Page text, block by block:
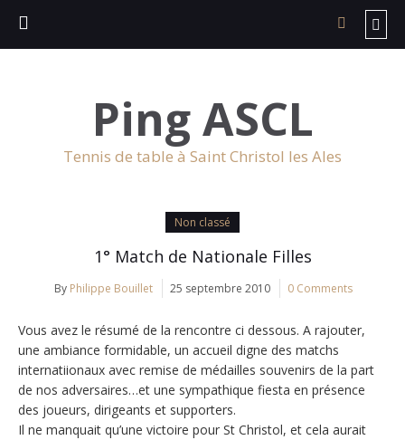
Ping ASCL
Tennis de table à Saint Christol les Ales
Non classé
1° Match de Nationale Filles
By Philippe Bouillet 25 septembre 2010 0 Comments
Vous avez le résumé de la rencontre ci dessous. A rajouter,
une ambiance formidable, un accueil digne des matchs
internatiionaux avec remise de médailles souvenirs de la part
de nos adversaires…et une sympathique fiesta en présence
des joueurs, dirigeants et supporters.
Il ne manquait qu’une victoire pour St Christol, et cela aurait